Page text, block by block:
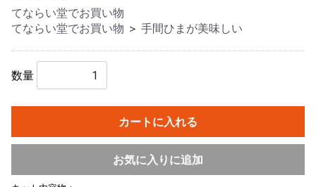
てならい堂でお買い物
てならい堂でお買い物 ＞ 手間ひまが美味しい
数量
カートに入れる
お気に入りに追加